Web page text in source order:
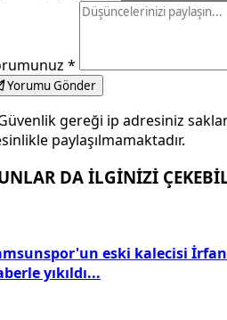
*
Yorumu Gönder
gereği ip adresiniz
paylaşılmamaktadır.
DA İLGİNİZİ
eski kalecisi
yıkıldı...